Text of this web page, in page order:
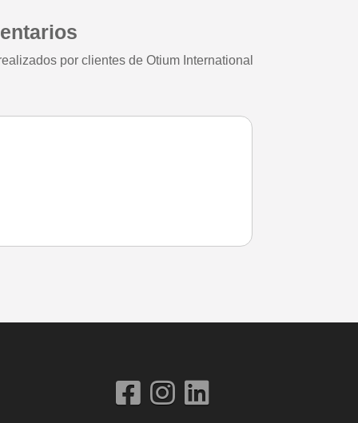
por clientes de Otium International